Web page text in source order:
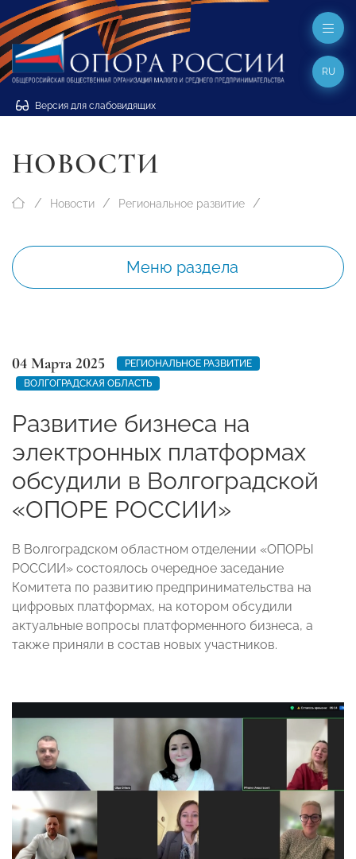
Версия для слабовидящих
RU
НОВОСТИ
Новости Региональное развитие
Меню раздела
04 Марта 2025
РЕГИОНАЛЬНОЕ РАЗВИТИЕ
ВОЛГОГРАДСКАЯ ОБЛАСТЬ
Развитие бизнеса на
электронных платформах
обсудили в Волгоградской
«ОПОРЕ РОССИИ»
В Волгоградском областном отделении «ОПОРЫ
РОССИИ» состоялось очередное заседание
Комитета по развитию предпринимательства на
цифровых платформах, на котором обсудили
актуальные вопросы платформенного бизнеса, а
также приняли в состав новых участников.